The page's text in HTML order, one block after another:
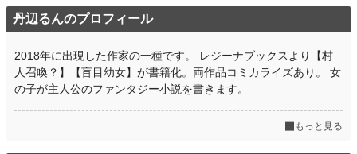
丹辺るんのプロフィール
2018年に出現した作家の一種です。 レジーナブックスより【村
人召喚？】【盲目幼女】が書籍化。両作品コミカライズあり。 女
の子が主人公のファンタジー小説を書きます。
もっと見る